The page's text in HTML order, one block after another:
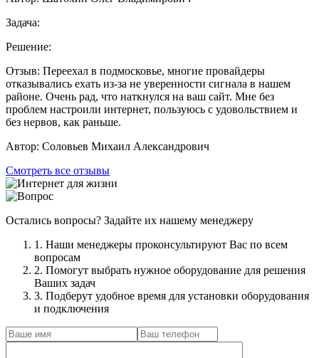
Задача:
Решение:
Отзыв: Переехал в подмосковье, многие провайдеры
отказывались ехать из-за не уверенности сигнала в нашем
районе. Очень рад, что наткнулся на ваш сайт. Мне без
проблем настроили интернет, пользуюсь с удовольствием и
без нервов, как раньше.
Автор: Соловьев Михаил Александрович
Смотреть все отзывы
Остались вопросы? Задайте их нашему менеджеру
1. Наши менеджеры проконсультируют Вас по всем
вопросам
2. Помогут выбрать нужное оборудование для решения
Ваших задач
3. Подберут удобное время для установки оборудования
и подключения